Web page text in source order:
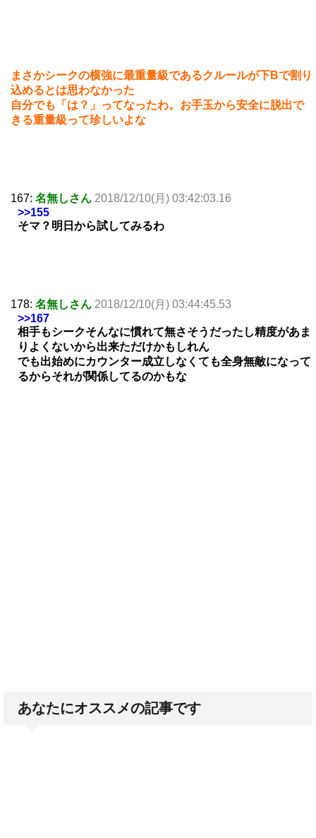
まさかシークの横強に最重量級であるクルールが下Bで割り
込めるとは思わなかった
自分でも「は？」ってなったわ。お手玉から安全に脱出で
きる重量級って珍しいよな
167: 名無しさん 2018/12/10(月) 03:42:03.16
>>155
そマ？明日から試してみるわ
178: 名無しさん 2018/12/10(月) 03:44:45.53
>>167
相手もシークそんなに慣れて無さそうだったし精度があま
りよくないから出来ただけかもしれん
でも出始めにカウンター成立しなくても全身無敵になって
るからそれが関係してるのかもな
あなたにオススメの記事です